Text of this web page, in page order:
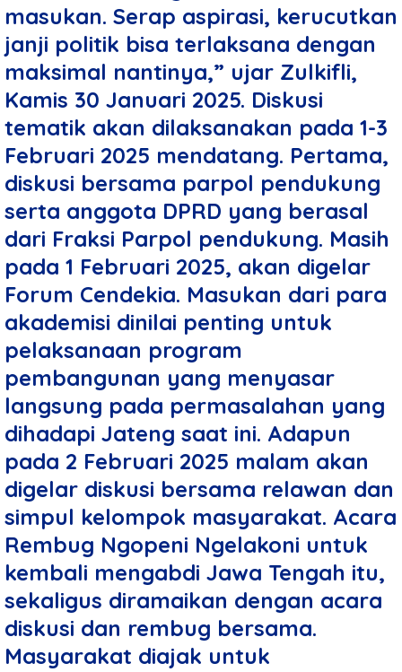
masukan. Serap aspirasi, kerucutkan
janji politik bisa terlaksana dengan
maksimal nantinya,” ujar Zulkifli,
Kamis 30 Januari 2025. Diskusi
tematik akan dilaksanakan pada 1-3
Februari 2025 mendatang. Pertama,
diskusi bersama parpol pendukung
serta anggota DPRD yang berasal
dari Fraksi Parpol pendukung. Masih
pada 1 Februari 2025, akan digelar
Forum Cendekia. Masukan dari para
akademisi dinilai penting untuk
pelaksanaan program
pembangunan yang menyasar
langsung pada permasalahan yang
dihadapi Jateng saat ini. Adapun
pada 2 Februari 2025 malam akan
digelar diskusi bersama relawan dan
simpul kelompok masyarakat. Acara
Rembug Ngopeni Ngelakoni untuk
kembali mengabdi Jawa Tengah itu,
sekaligus diramaikan dengan acara
diskusi dan rembug bersama.
Masyarakat diajak untuk